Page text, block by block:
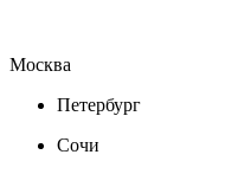
Москва
Петербург
Сочи